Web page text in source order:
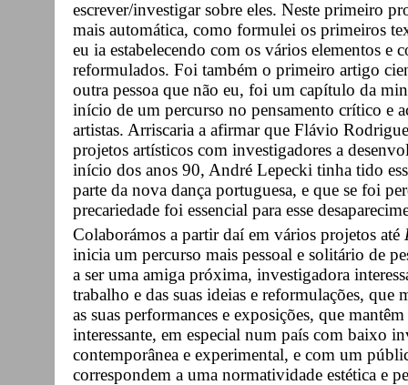
escrever/investigar sobre eles. Neste primeiro
mais automática, como formulei os primeiros
eu ia estabelecendo com os vários elementos e
reformulados. Foi também o primeiro artigo
outra pessoa que não eu, foi um capítulo da
início de um percurso no pensamento crítico e
artistas. Arriscaria a afirmar que Flávio
projetos artísticos com investigadores a
início dos anos 90, André Lepecki tinha tido
parte da nova dança portuguesa, e que se foi
precariedade foi essencial para esse
Colaborámos a partir daí em vários projetos até
inicia um percurso mais pessoal e solitário de
a ser uma amiga próxima, investigadora
trabalho e das suas ideias e reformulações,
as suas performances e exposições, que
interessante, em especial num país com baixo
contemporânea e experimental, e com um
correspondem a uma normatividade estética e